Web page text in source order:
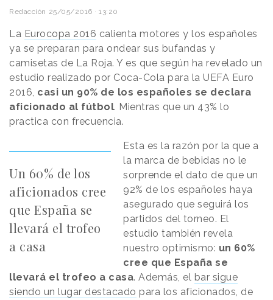
Redacción 25/05/2016 · 13:20
La Eurocopa 2016 calienta motores y los españoles
ya se preparan para ondear sus bufandas y
camisetas de La Roja. Y es que según ha revelado un
estudio realizado por Coca-Cola para la UEFA Euro
2016, casi un 90% de los españoles se declara
aficionado al fútbol. Mientras que un 43% lo
practica con frecuencia.
Un 60% de los
aficionados cree
que España se
llevará el trofeo
a casa
Esta es la razón por la que a
la marca de bebidas no le
sorprende el dato de que un
92% de los españoles haya
asegurado que seguirá los
partidos del torneo. El
estudio también revela
nuestro optimismo: un 60%
cree que España se
llevará el trofeo a casa. Además, el bar sigue
siendo un lugar destacado para los aficionados, de